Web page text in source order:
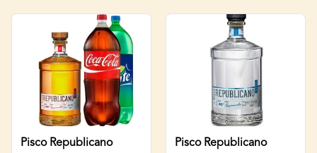
Pisco Republicano
Pisco Republicano